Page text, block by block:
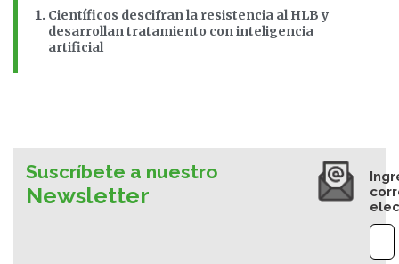
Científicos descifran la resistencia al HLB y
desarrollan tratamiento con inteligencia
artificial
Suscríbete a nuestro
Newsletter